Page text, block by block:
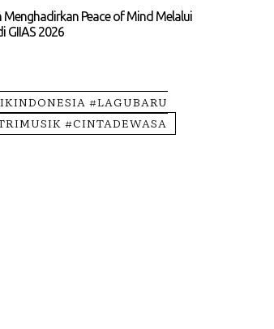
Peace of Mind Melalui
GIIAS 2026
#LAGUBARU
#CINTADEWASA